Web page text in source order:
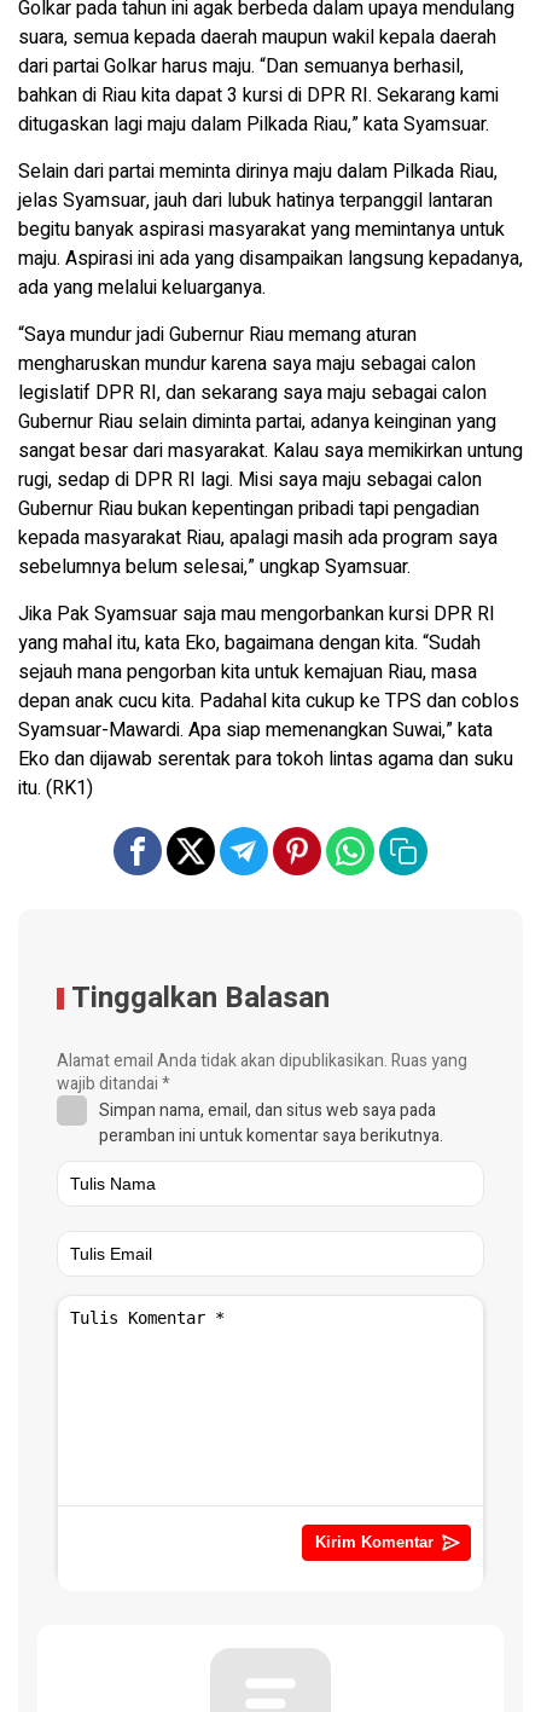
Golkar pada tahun ini agak berbeda dalam upaya mendulang
suara, semua kepada daerah maupun wakil kepala daerah
dari partai Golkar harus maju. “Dan semuanya berhasil,
bahkan di Riau kita dapat 3 kursi di DPR RI. Sekarang kami
ditugaskan lagi maju dalam Pilkada Riau,” kata Syamsuar.
Selain dari partai meminta dirinya maju dalam Pilkada Riau,
jelas Syamsuar, jauh dari lubuk hatinya terpanggil lantaran
begitu banyak aspirasi masyarakat yang memintanya untuk
maju. Aspirasi ini ada yang disampaikan langsung kepadanya,
ada yang melalui keluarganya.
“Saya mundur jadi Gubernur Riau memang aturan
mengharuskan mundur karena saya maju sebagai calon
legislatif DPR RI, dan sekarang saya maju sebagai calon
Gubernur Riau selain diminta partai, adanya keinginan yang
sangat besar dari masyarakat. Kalau saya memikirkan untung
rugi, sedap di DPR RI lagi. Misi saya maju sebagai calon
Gubernur Riau bukan kepentingan pribadi tapi pengadian
kepada masyarakat Riau, apalagi masih ada program saya
sebelumnya belum selesai,” ungkap Syamsuar.
Jika Pak Syamsuar saja mau mengorbankan kursi DPR RI
yang mahal itu, kata Eko, bagaimana dengan kita. “Sudah
sejauh mana pengorban kita untuk kemajuan Riau, masa
depan anak cucu kita. Padahal kita cukup ke TPS dan coblos
Syamsuar-Mawardi. Apa siap memenangkan Suwai,” kata
Eko dan dijawab serentak para tokoh lintas agama dan suku
itu. (RK1)
Tinggalkan Balasan
Alamat email Anda tidak akan dipublikasikan.Ruas yang
wajib ditandai*
Simpan nama, email, dan situs web saya pada
peramban ini untuk komentar saya berikutnya.